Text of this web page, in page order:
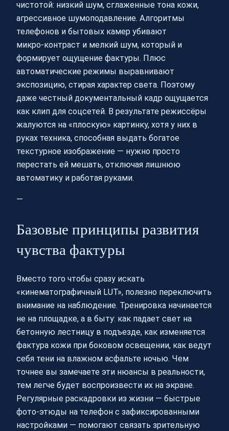
чистотой: низкий шум, сглаженные тона кожи,
агрессивное шумоподавление. Алгоритмы
телефонов и бытовых камер убивают
микро‑контраст и мелкий шум, который и
формирует ощущение фактуры. Плюс
автоматические режимы выравнивают
экспозицию, стирая характер света. Поэтому
даже честный документальный кадр ощущается
как клип для соцсетей. В результате режиссёры
жалуются на «плоскую» картинку, хотя у них в
руках техника, способная выдать богатое
текстурное изображение — нужно просто
перестать ей мешать, отключая лишнюю
автоматику и работая руками.
—
Базовые принципы развития
чувства фактуры
Вместо того чтобы сразу искать
«кинематографичный LUT», полезно переключить
внимание на наблюдение. Тренировка начинается
не на площадке, а в быту: как падает свет на
бетонную лестницу в подъезде, как изменяется
фактура кожи при боковом освещении, как ведут
себя тени на влажном асфальте ночью. Чем
точнее вы замечаете эти нюансы в реальности,
тем легче будет воспроизвести их на экране.
Регулярные раскадровки из жизни — быстрые
фото‑этюды на телефон с зафиксированными
настройками — помогают связать зрительную